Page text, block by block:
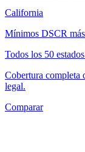
California
Mínimos DSCR
Todos los 50
Cobertura completa
legal.
Comparar